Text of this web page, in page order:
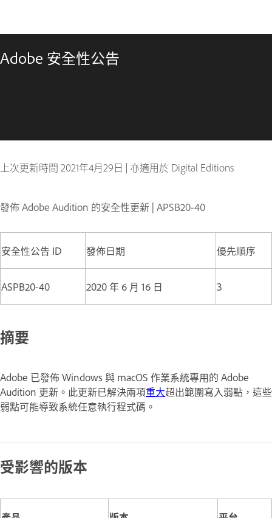
Adobe 安全性公告
上次更新時間 2021年4月29日 | 亦適用於 Digital Editions
發佈 Adobe Audition 的安全性更新 | APSB20-40
安全性公告 ID 發佈日期 優先順序
ASPB20-40 2020 年 6 月 16 日 3
摘要
Adobe 已發佈 Windows 與 macOS 作業系統專用的 Adobe
Audition 更新。此更新已解決兩項重大超出範圍寫入弱點，這些
弱點可能導致系統任意執行程式碼。
受影響的版本